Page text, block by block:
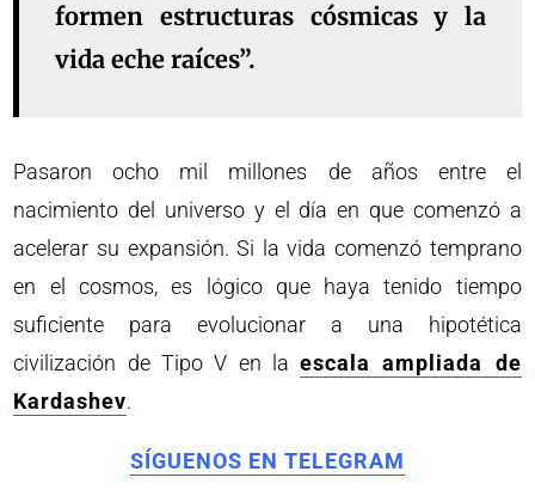
formen estructuras cósmicas y la
vida eche raíces”.
Pasaron ocho mil millones de años entre el
nacimiento del universo y el día en que comenzó a
acelerar su expansión. Si la vida comenzó temprano
en el cosmos, es lógico que haya tenido tiempo
suficiente para evolucionar a una hipotética
civilización de Tipo V en laescala ampliada de
Kardashev.
SÍGUENOS EN TELEGRAM